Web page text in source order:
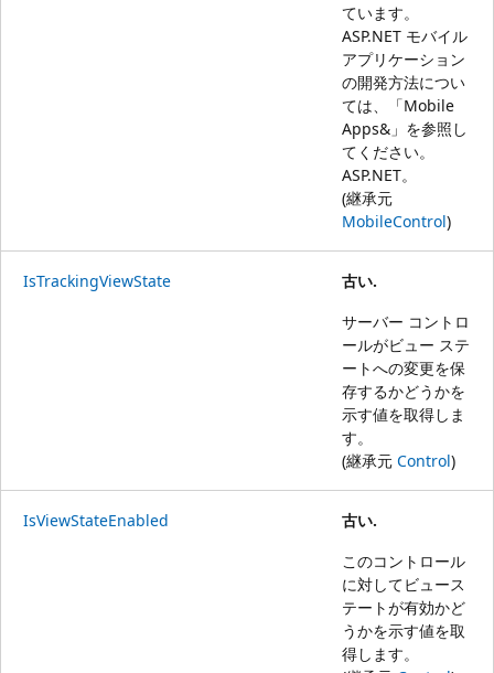
ています。
ASP.NET モバイル
アプリケーション
の開発方法につい
ては、「Mobile
Apps&」を参照し
てください。
ASP.NET。
(継承元
MobileControl)
IsTrackingViewState
古い.
サーバー コントロ
ールがビュー ステ
ートへの変更を保
存するかどうかを
示す値を取得しま
す。
(継承元 Control)
IsViewStateEnabled
古い.
このコントロール
に対してビュース
テートが有効かど
うかを示す値を取
得します。